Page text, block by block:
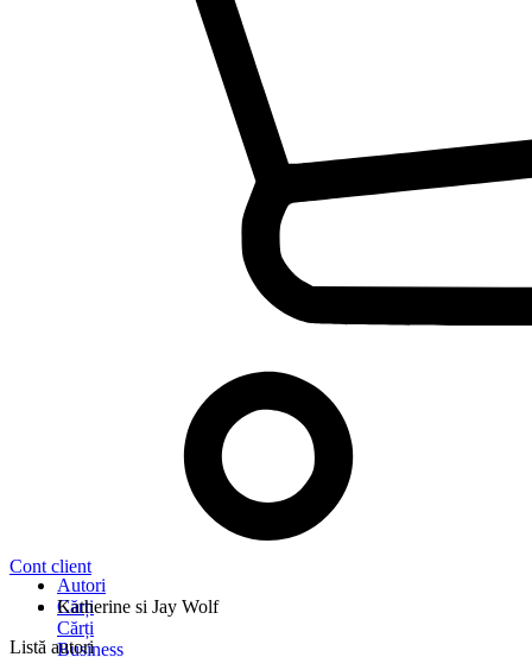
Cont client
Cărți
Cărți
Business
Autori
Katherine si Jay Wolf
Listă autori